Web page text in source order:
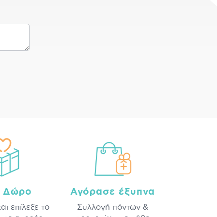
Δώρο
επίλεξε το
Αγόρασε έξυπνα
Συλλογή πόντων &